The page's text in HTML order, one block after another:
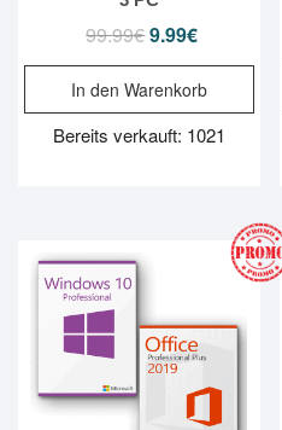
99.99€Ursprünglicher
Preis
war:
99.99€
9.99€
Preis
ist:
9.99€.
In den Warenkorb
Bereits verkauft: 1021